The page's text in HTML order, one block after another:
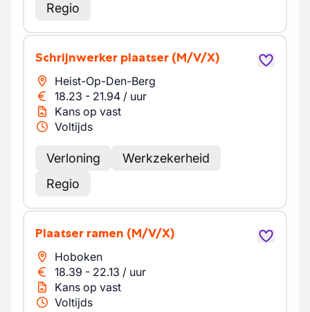
Regio
Schrijnwerker plaatser (M/V/X)
Heist-Op-Den-Berg
18.23 - 21.94 / uur
Kans op vast
Voltijds
Verloning
Werkzekerheid
Regio
Plaatser ramen (M/V/X)
Hoboken
18.39 - 22.13 / uur
Kans op vast
Voltijds